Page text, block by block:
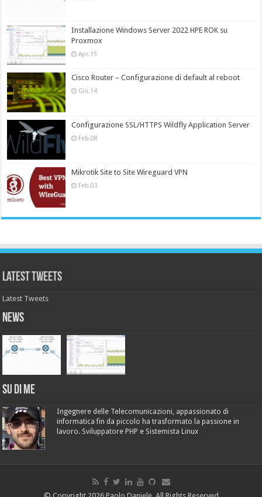
Installazione Windows Server 2022 HPE ROK su
Proxmox
Apr.15
Cisco Router – Configurazione di default al reboot
Giu.14
Configurazione SSL/HTTPS Wildfly Application Server
Feb.08
Mikrotik Site to Site Wireguard VPN
Feb.03
Latest Tweets
Latest Tweets
News
Su di me
Ingegnere delle Telecomunicazioni, appassionato di
informatica fin da piccolo ha trasformato la passione in
lavoro. Sviluppatore PHP e Sistemista Linux